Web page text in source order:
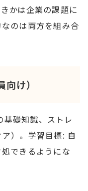
かは企業の課題に
のは両方を組み合
け）
礎知識、ストレ
）。学習目標: 自
できるようにな